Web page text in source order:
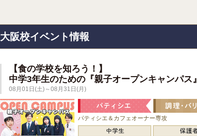
大阪校イベント情報
【食の学校を知ろう！】
中学3年生のための『親子オープンキャンパス』
08月01日(土)～08月31日(月)
パティシエ＆カフェオーナー専攻